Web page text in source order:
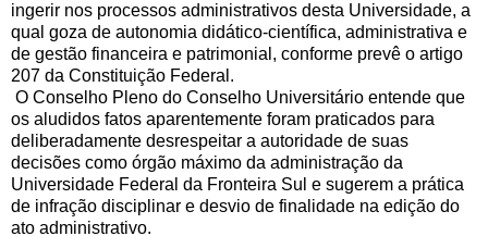
ingerir nos processos administrativos desta Universidade, a
qual goza de autonomia didático-científica, administrativa e
de gestão financeira e patrimonial, conforme prevê o artigo
207 da Constituição Federal.
O Conselho Pleno do Conselho Universitário entende que
os aludidos fatos aparentemente foram praticados para
deliberadamente desrespeitar a autoridade de suas
decisões como órgão máximo da administração da
Universidade Federal da Fronteira Sul e sugerem a prática
de infração disciplinar e desvio de finalidade na edição do
ato administrativo.